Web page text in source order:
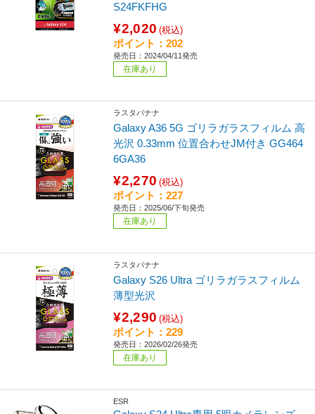
S24FKFHG
¥2,020 (税込)
ポイント：202
発売日：2024/04/11発売
在庫あり
ラスタバナナ
Galaxy A36 5G ゴリラガラスフィルム 高
光沢 0.33mm 位置合わせJM付き GG464
6GA36
¥2,270 (税込)
ポイント：227
発売日：2025/06/下旬発売
在庫あり
ラスタバナナ
Galaxy S26 Ultra ゴリラガラスフィルム
薄型光沢
¥2,290 (税込)
ポイント：229
発売日：2026/02/26発売
在庫あり
ESR